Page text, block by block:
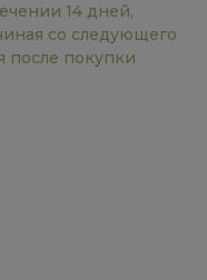
14 дней,
со следующего
после покупки